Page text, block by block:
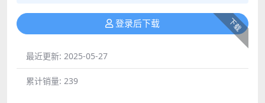
下载
登录后下载
最近更新: 2025-05-27
累计销量: 239